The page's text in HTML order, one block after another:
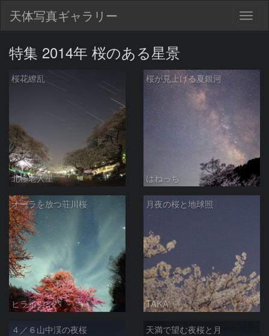
天体写真ギャラリー
特集 2014年 桜のある星景
桜花繚乱
北極老人星
桜が見上げる夏銀河
はねっち
オーラを放つ荘川桜
ヒライシン
月夜の桜と地球照
TAKA
４／６山中渓の夜桜 天満で望む夜桜と月